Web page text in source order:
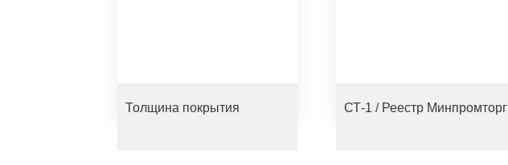
Толщина покрытия СТ-1 / Реестр Минпромторг